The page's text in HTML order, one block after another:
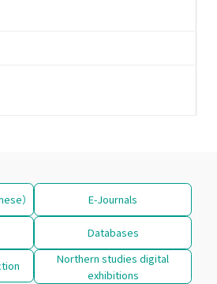
） E-Journals
Databases
Northern studies digital
exhibitions